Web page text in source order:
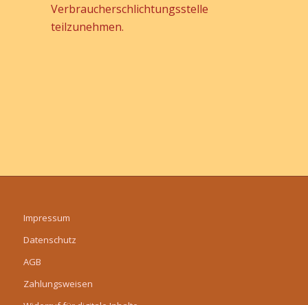
Verbraucherschlichtungsstelle
teilzunehmen.
Impressum
Datenschutz
AGB
Zahlungsweisen